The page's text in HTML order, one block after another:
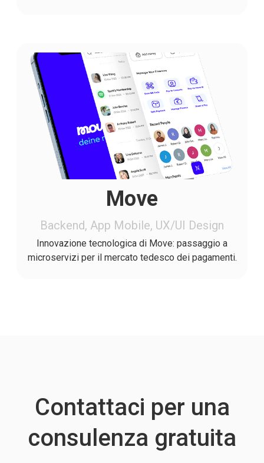
Move
Backend, App Mobile, UX/UI Design
Innovazione tecnologica di Move: passaggio a
microservizi per il mercato tedesco dei pagamenti.
Contattaci per una
consulenza gratuita